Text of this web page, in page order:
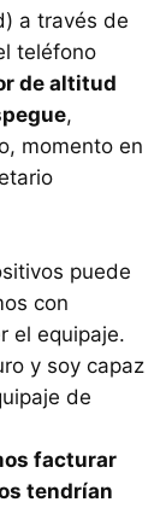
a través de
teléfono
de altitud
,
momento en
puede
con
el equipaje.
y soy capaz
de
facturar
tendrían